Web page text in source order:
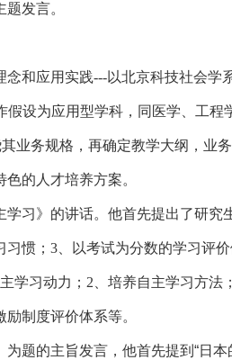
发言。
念和应用实践---以北京科技社会学
假设为应用型学科，同医学、工程
业务规格，再确定教学大纲，业
的人才培养方案。
习》的讲话。他首先提出了研究
习惯； 3 、以考试为分数的学习评
学习动力； 2 、培养自主学习方法；
制度评价体系等。
题的主旨发言，他首先提到“日